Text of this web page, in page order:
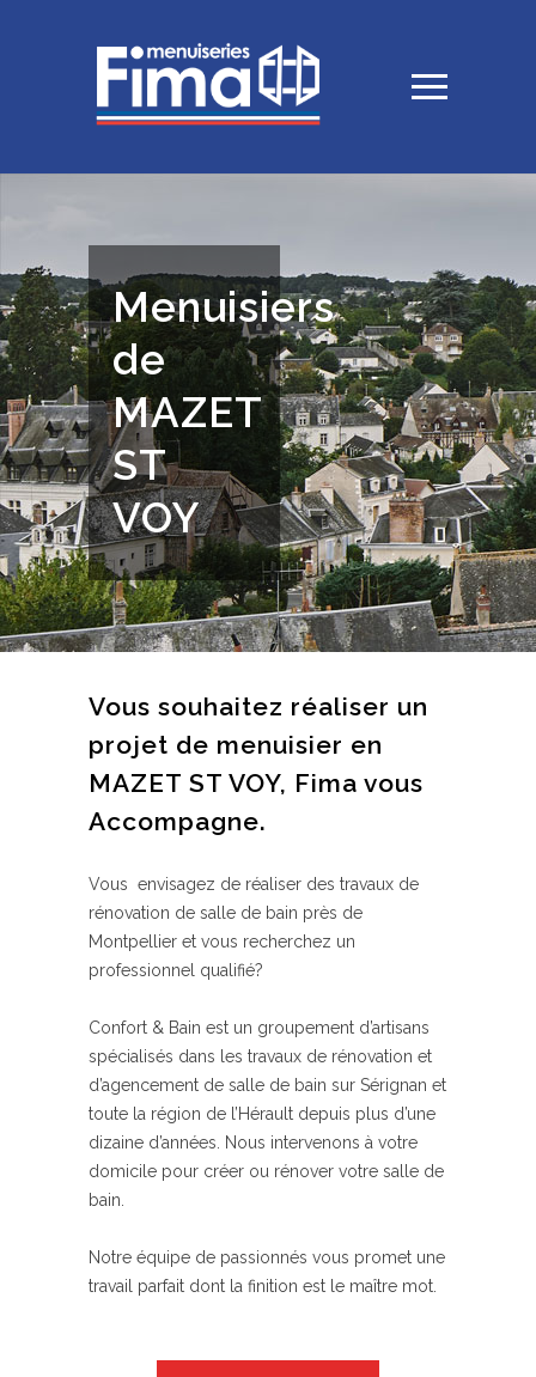
Menuisiers
de
MAZET
ST
VOY
Vous souhaitez réaliser un
projet de menuisier en
MAZET ST VOY, Fima vous
Accompagne.
Vous envisagez de réaliser des travaux de
rénovation de salle de bain près de
Montpellier et vous recherchez un
professionnel qualifié?
Confort & Bain est un groupement d’artisans
spécialisés dans les travaux de rénovation et
d’agencement de salle de bain sur Sérignan et
toute la région de l’Hérault depuis plus d’une
dizaine d’années. Nous intervenons à votre
domicile pour créer ou rénover votre salle de
bain.
Notre équipe de passionnés vous promet une
travail parfait dont la finition est le maître mot.